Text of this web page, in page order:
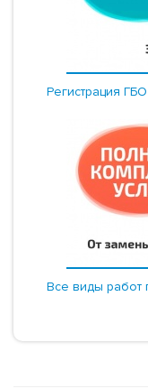
Регистрация
Все виды работ